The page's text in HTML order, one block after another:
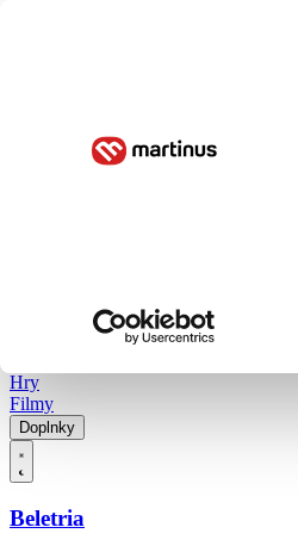
Hry
Filmy
Doplnky
Beletria